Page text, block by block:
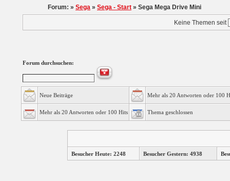
Forum: » Sega » Sega - Start » Sega Mega Drive Mini
Keine Themen seit
Forum durchsuchen:
Neue Beiträge Mehr als 20 Antworten oder 100
Mehr als 20 Antworten oder 100 Hits Thema geschlossen
Besucher Heute: 2248 Besucher Gestern: 4938